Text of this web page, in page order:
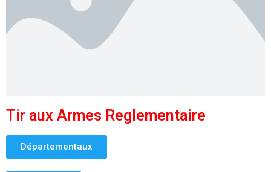
Tir aux Armes Reglementaire
Départementaux